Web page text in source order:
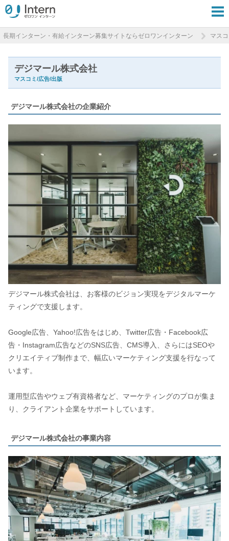
長期インターン・有給インターン募集サイトならゼロワンインターン マス
デジマール株式会社
マスコミ/広告/出版
デジマール株式会社の企業紹介
デジマール株式会社は、お客様のビジョン実現をデジタルマーケ
ティングで支援します。
Google広告、Yahoo!広告をはじめ、Twitter広告・Facebook広
告・Instagram広告などのSNS広告、CMS導入、さらにはSEOや
クリエイティブ制作まで、幅広いマーケティング支援を行なって
います。
運用型広告やウェブ有資格者など、マーケティングのプロが集ま
り、クライアント企業をサポートしています。
デジマール株式会社の事業内容